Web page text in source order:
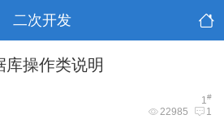
二次开发
库操作类说明
1#
22985 1